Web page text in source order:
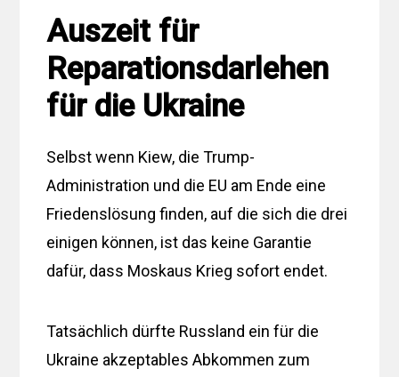
Auszeit für
Reparationsdarlehen
für die Ukraine
Selbst wenn Kiew, die Trump-
Administration und die EU am Ende eine
Friedenslösung finden, auf die sich die drei
einigen können, ist das keine Garantie
dafür, dass Moskaus Krieg sofort endet.
Tatsächlich dürfte Russland ein für die
Ukraine akzeptables Abkommen zum